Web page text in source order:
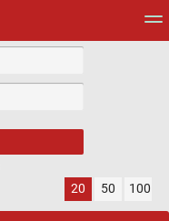
20 50 100